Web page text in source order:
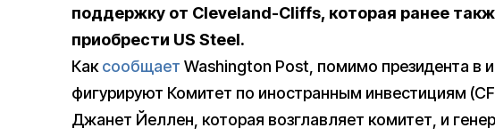
поддержку от Cleveland-Cliffs, которая ранее
приобрести US Steel.
Каксообщает Washington Post, помимо президента в
фигурируют Комитет по иностранным инвестициям
Джанет Йеллен, которая возглавляет комитет, и